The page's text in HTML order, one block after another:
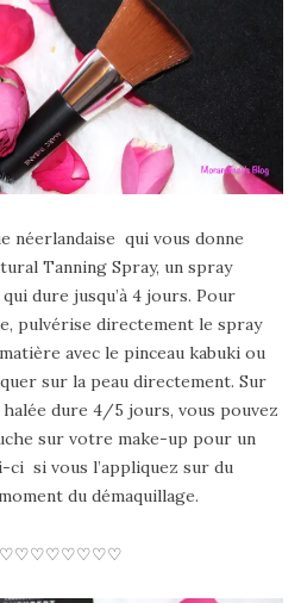
néerlandaise qui vous donne
Tanning Spray, un spray
dure jusqu’à 4 jours. Pour
pulvérise directement le spray
avec le pinceau kabuki ou
sur la peau directement. Sur
dure 4/5 jours, vous pouvez
sur votre make-up pour un
ci si vous l’appliquez sur du
du démaquillage.